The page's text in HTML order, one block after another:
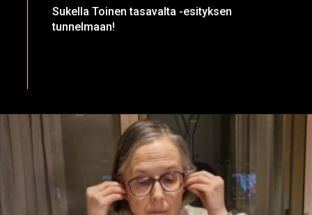
Sukella Toinen tasavalta -esityksen
tunnelmaan!